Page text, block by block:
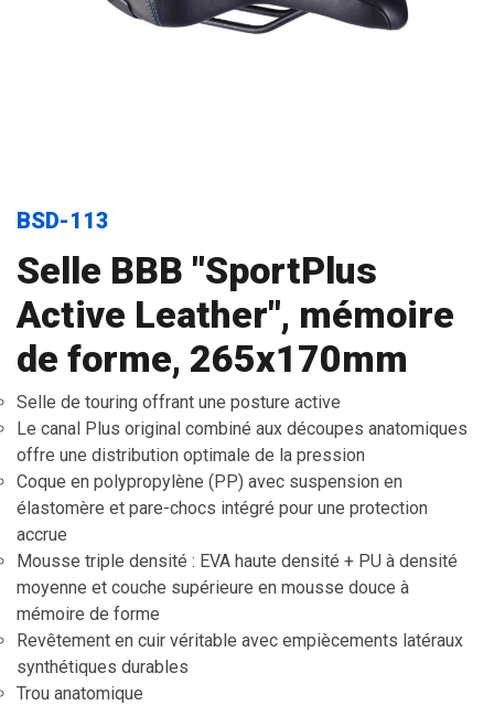
BSD-113
Selle BBB "SportPlus
Active Leather", mémoire
de forme, 265x170mm
Selle de touring offrant une posture active
Le canal Plus original combiné aux découpes anatomiques
offre une distribution optimale de la pression
Coque en polypropylène (PP) avec suspension en
élastomère et pare-chocs intégré pour une protection
accrue
Mousse triple densité : EVA haute densité + PU à densité
moyenne et couche supérieure en mousse douce à
mémoire de forme
Revêtement en cuir véritable avec empiècements latéraux
synthétiques durables
Trou anatomique